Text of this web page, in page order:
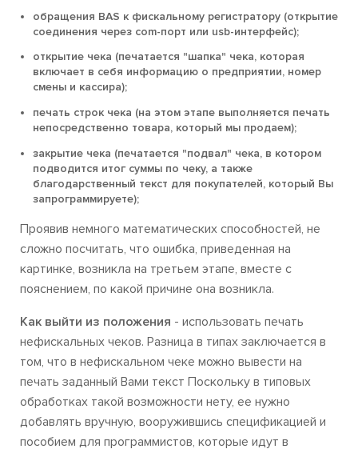
обращения BAS к фискальному регистратору (открытие
соединения через com-порт или usb-интерфейс);
открытие чека (печатается "шапка" чека, которая
включает в себя информацию о предприятии, номер
смены и кассира);
печать строк чека (на этом этапе выполняется печать
непосредственно товара, который мы продаем);
закрытие чека (печатается "подвал" чека, в котором
подводится итог суммы по чеку, а также
благодарственный текст для покупателей, который Вы
запрограммируете);
Проявив немного математических способностей, не
сложно посчитать, что ошибка, приведенная на
картинке, возникла на третьем этапе, вместе с
пояснением, по какой причине она возникла.
Как выйти из положения - использовать печать
нефискальных чеков. Разница в типах заключается в
том, что в нефискальном чеке можно вывести на
печать заданный Вами текст Поскольку в типовых
обработках такой возможности нету, ее нужно
добавлять вручную, вооружившись спецификацией и
пособием для программистов, которые идут в